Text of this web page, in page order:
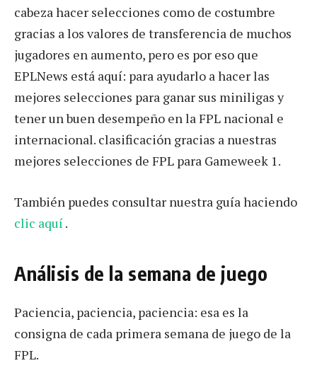
cabeza hacer selecciones como de costumbre
gracias a los valores de transferencia de muchos
jugadores en aumento, pero es por eso que
EPLNews está aquí: para ayudarlo a hacer las
mejores selecciones para ganar sus miniligas y
tener un buen desempeño en la FPL nacional e
internacional. clasificación gracias a nuestras
mejores selecciones de FPL para Gameweek 1.
También puedes consultar nuestra guía haciendo
clic aquí.
Análisis de la semana de juego
Paciencia, paciencia, paciencia: esa es la
consigna de cada primera semana de juego de la
FPL.